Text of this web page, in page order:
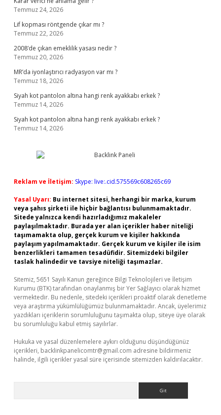
Temmuz 24, 2026
Lif kopması röntgende çıkar mı ?
Temmuz 22, 2026
2008’de çıkan emeklilik yasası nedir ?
Temmuz 20, 2026
MR’da iyonlaştırıcı radyasyon var mı ?
Temmuz 18, 2026
Siyah kot pantolon altına hangi renk ayakkabı erkek ?
Temmuz 14, 2026
Siyah kot pantolon altına hangi renk ayakkabı erkek ?
Temmuz 14, 2026
Reklam ve İletişim: Skype: live:.cid.575569c608265c69
Yasal Uyarı: Bu internet sitesi, herhangi bir marka, kurum
veya şahıs şirketi ile hiçbir bağlantısı bulunmamaktadır.
Sitede yalnızca kendi hazırladığımız makaleler
paylaşılmaktadır. Burada yer alan içerikler haber niteliği
taşımamakta olup, gerçek kurum ve kişiler hakkında
paylaşım yapılmamaktadır. Gerçek kurum ve kişiler ile isim
benzerlikleri tamamen tesadüfidir. Sitemizdeki bilgiler
taslak halindedir ve tavsiye niteliği taşımazlar.
Sitemiz, 5651 Sayılı Kanun gereğince Bilgi Teknolojileri ve İletişim
Kurumu (BTK) tarafından onaylanmış bir Yer Sağlayıcı olarak hizmet
vermektedir. Bu nedenle, sitedeki içerikleri proaktif olarak denetleme
veya araştırma yükümlülüğümüz bulunmamaktadır. Ancak, üyelerimiz
yazdıkları içeriklerin sorumluluğunu taşımakta olup, siteye üye olarak
bu sorumluluğu kabul etmiş sayılırlar.
Hukuka ve yasal düzenlemelere aykırı olduğunu düşündüğünüz
içerikleri, backlinkpanelicomtr@gmail.com adresine bildirmeniz
halinde, ilgili içerikler yasal süre içerisinde sitemizden kaldırılacaktır.